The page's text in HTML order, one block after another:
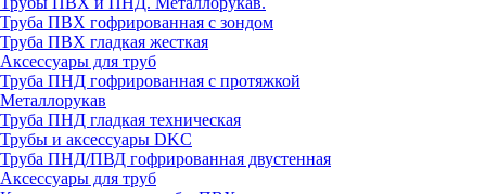
Труба ПВХ гофрированная с зондом
Труба ПВХ гладкая жесткая
Аксессуары для труб
Труба ПНД гофрированная с протяжкой
Металлорукав
Труба ПНД гладкая техническая
Трубы и аксессуары DKC
Труба ПНД/ПВД гофрированная двустенная
Аксессуары для труб